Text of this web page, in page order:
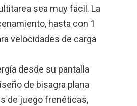
sea muy fácil. La
hasta con 1
velocidades de carga
desde su pantalla
de bisagra plana
de juego frenéticas,